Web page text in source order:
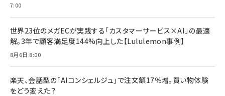
7:00
世界23位のメガECが実践する「カスタマーサービス×AI」の最適
解。3年で顧客満足度144%向上した【Lululemon事例】
8月6日 8:00
楽天、会話型の「AIコンシェルジュ」で注文額17％増。買い物体験
をどう変えた？